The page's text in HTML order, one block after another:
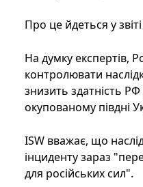
Про це йдеться у
На думку експертів,
контролювати
знизить здатність
окупованому півдні
ISW вважає, що
інциденту зараз
для російських сил".